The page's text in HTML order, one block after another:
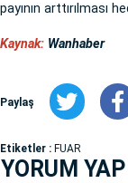
payının arttırılması
Kaynak: Wanhaber
Paylaş
Etiketler : FUAR
YORUM YAP